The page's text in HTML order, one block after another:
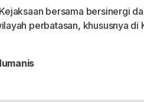
bersama bersinergi
perbatasan, khususnya di